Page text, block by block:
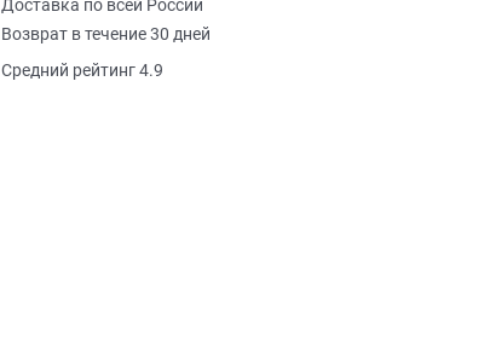
Доставка по всей Pоссии
Возврат в течение 30 дней
Средний рейтинг 4.9